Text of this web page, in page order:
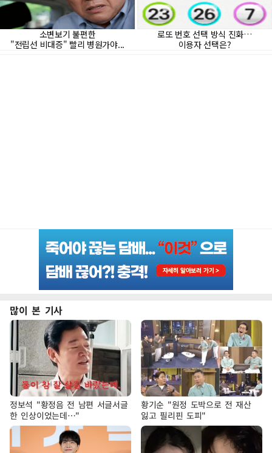
많이 본 기사
정보석 "황정음 전 남편 서글서글
한 인상이었는데…"
황기순 "원정 도박으로 전 재산
잃고 필리핀 도피"